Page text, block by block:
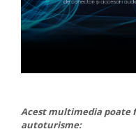
Acest multimedia poate
autoturisme: